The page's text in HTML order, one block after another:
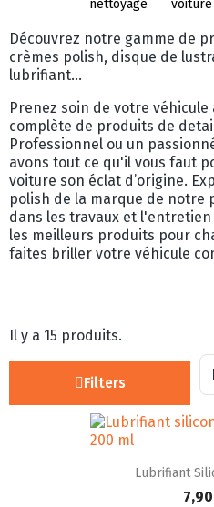
nettoyage voiture
Découvrez notre gamme de
crèmes polish, disque de
lubrifiant...
Prenez soin de votre véhicule
complète de produits de
Professionnel ou un
avons tout ce qu'il vous faut
voiture son éclat d’origine.
polish de la marque de notre
dans les travaux et
les meilleurs produits pour
faites briller votre véhicule
Il y a 15 produits.
Filters
Lubrifiant